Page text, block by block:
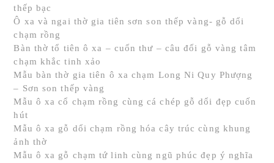
thếp bạc
Ô xa và ngai thờ gia tiên sơn son thếp vàng- gỗ dổi
chạm rồng
Bàn thờ tổ tiên ô xa – cuốn thư – câu đối gỗ vàng tâm
chạm khắc tinh xảo
Mẫu bàn thờ gia tiên ô xa chạm Long Ni Quy Phượng
– Sơn son thếp vàng
Mẫu ô xa cổ chạm rồng cùng cá chép gỗ dổi đẹp cuốn
hút
Mẫu ô xa gỗ dổi chạm rồng hóa cây trúc cùng khung
ảnh thờ
Mẫu ô xa gỗ chạm tứ linh cùng ngũ phúc đẹp ý nghĩa